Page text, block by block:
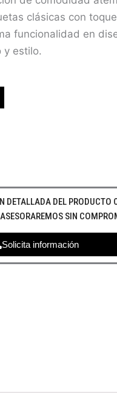
clásicas con
funcionalidad en
y estilo.
DETALLADA DEL PRODUCTO
SIN
Solicita información